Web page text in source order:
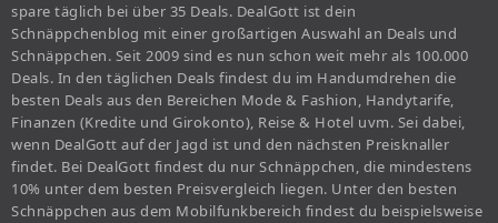
spare täglich bei über 35 Deals. DealGott ist dein
Schnäppchenblog mit einer großartigen Auswahl an Deals und
Schnäppchen. Seit 2009 sind es nun schon weit mehr als 100.000
Deals. In den täglichen Deals findest du im Handumdrehen die
besten Deals aus den Bereichen Mode & Fashion, Handytarife,
Finanzen (Kredite und Girokonto), Reise & Hotel uvm. Sei dabei,
wenn DealGott auf der Jagd ist und den nächsten Preisknaller
findet. Bei DealGott findest du nur Schnäppchen, die mindestens
10% unter dem besten Preisvergleich liegen. Unter den besten
Schnäppchen aus dem Mobilfunkbereich findest du beispielsweise